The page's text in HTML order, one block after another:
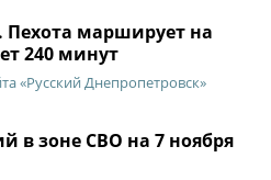
Пехота марширует на
240 минут
«Русский Днепропетровск»
в зоне СВО на 7 ноября